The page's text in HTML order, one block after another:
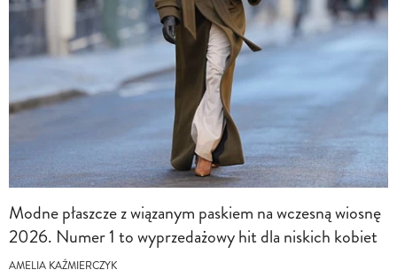
Modne płaszcze z wiązanym paskiem na wczesną wiosnę
2026. Numer 1 to wyprzedażowy hit dla niskich kobiet
AMELIA KAŹMIERCZYK